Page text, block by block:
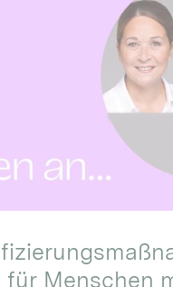
für Menschen